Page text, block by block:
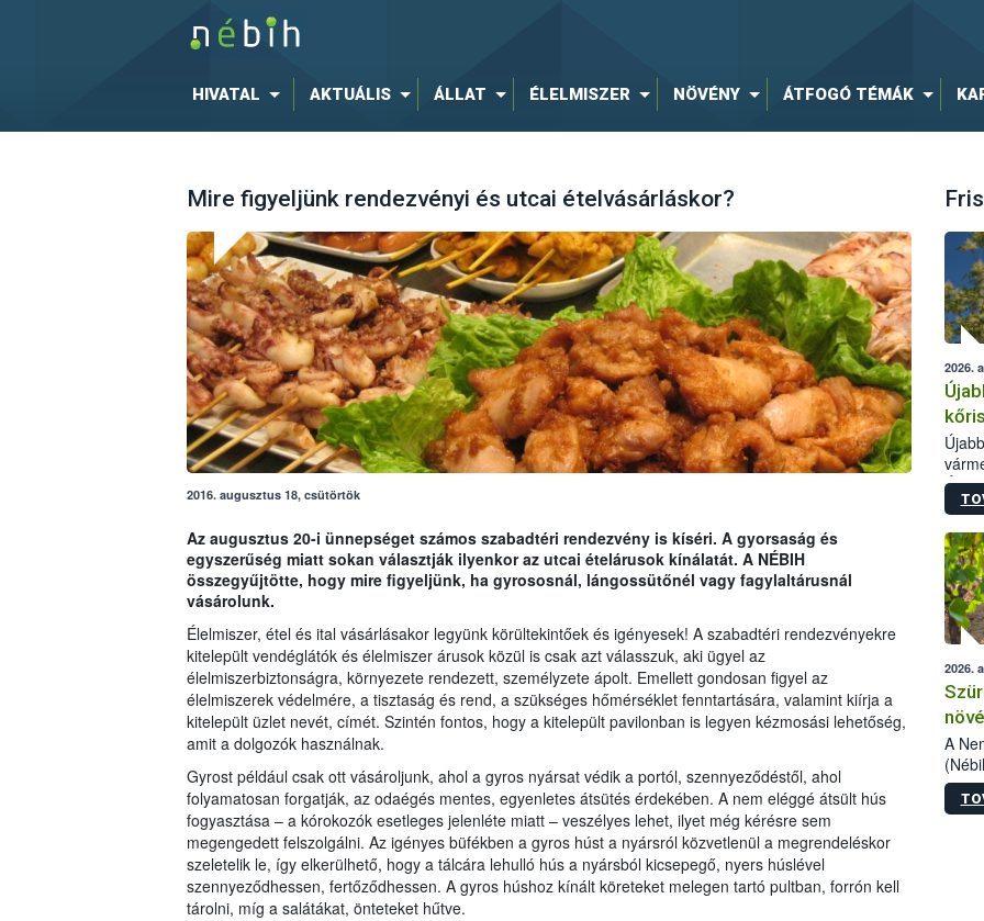
HIVATAL AKTUÁLIS ÁLLAT ÉLELMISZER NÖVÉNY ÁTFOGÓ TÉMÁK
Mire figyeljünk rendezvényi és utcai ételvásárláskor?
2016. augusztus 18, csütörtök
Az augusztus 20-i ünnepséget számos szabadtéri rendezvény is kíséri. A gyorsaság és
egyszerűség miatt sokan választják ilyenkor az utcai ételárusok kínálatát. A NÉBIH
összegyűjtötte, hogy mire figyeljünk, ha gyrososnál, lángossütőnél vagy fagylaltárusnál
vásárolunk.
Élelmiszer, étel és ital vásárlásakor legyünk körültekintőek és igényesek! A szabadtéri rendezvényekre
kitelepült vendéglátók és élelmiszer árusok közül is csak azt válasszuk, aki ügyel az
élelmiszerbiztonságra, környezete rendezett, személyzete ápolt. Emellett gondosan figyel az
élelmiszerek védelmére, a tisztaság és rend, a szükséges hőmérséklet fenntartására, valamint kiírja a
kitelepült üzlet nevét, címét. Szintén fontos, hogy a kitelepült pavilonban is legyen kézmosási lehetőség,
amit a dolgozók használnak.
Gyrost például csak ott vásároljunk, ahol a gyros nyársat védik a portól, szennyeződéstől, ahol
folyamatosan forgatják, az odaégés mentes, egyenletes átsütés érdekében. A nem eléggé átsült hús
fogyasztása – a kórokozók esetleges jelenléte miatt – veszélyes lehet, ilyet még kérésre sem
megengedett felszolgálni. Az igényes büfékben a gyros húst a nyársról közvetlenül a megrendeléskor
szeletelik le, így elkerülhető, hogy a tálcára lehulló hús a nyársból kicsepegő, nyers húslével
szennyeződhessen, fertőződhessen. A gyros húshoz kínált köreteket melegen tartó pultban, forrón kell
tárolni, míg a salátákat, önteteket hűtve.
2026.
2026.
A